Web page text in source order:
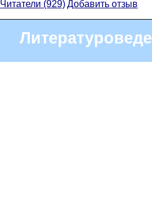
Читатели (929)Добавить отзыв